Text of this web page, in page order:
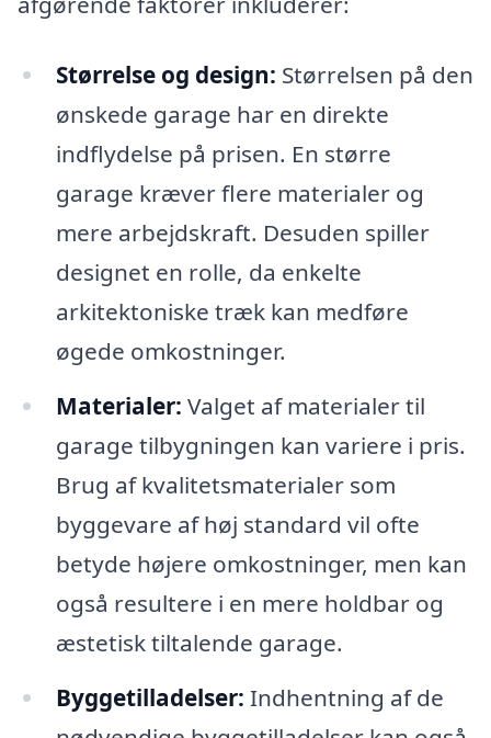
Størrelse og design: Størrelsen på den
ønskede garage har en direkte
indflydelse på prisen. En større
garage kræver flere materialer og
mere arbejdskraft. Desuden spiller
designet en rolle, da enkelte
arkitektoniske træk kan medføre
øgede omkostninger.
Materialer: Valget af materialer til
garage tilbygningen kan variere i pris.
Brug af kvalitetsmaterialer som
byggevare af høj standard vil ofte
betyde højere omkostninger, men kan
også resultere i en mere holdbar og
æstetisk tiltalende garage.
Byggetilladelser: Indhentning af de